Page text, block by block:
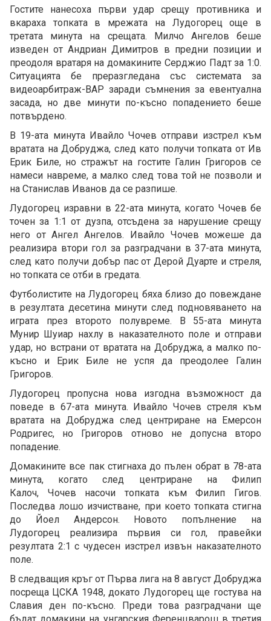
Гостите нанесоха първи удар срещу противника и
вкараха топката в мрежата на Лудогорец още в
третата минута на срещата. Милчо Ангелов беше
изведен от Андриан Димитров в предни позиции и
преодоля вратаря на домакините Серджио Падт за 1:0.
Ситуацията бе преразгледана със системата за
видеоарбитраж-ВАР заради съмнения за евентуална
засада, но две минути по-късно попадението беше
потвърдено.
В 19-ата минута Ивайло Чочев отправи изстрел към
вратата на Добруджа, след като получи топката от Ив
Ерик Биле, но стражът на гостите Галин Григоров се
намеси навреме, а малко след това той не позволи и
на Станислав Иванов да се разпише.
Лудогорец изравни в 22-ата минута, когато Чочев бе
точен за 1:1 от дузпа, отсъдена за нарушение срещу
него от Ангел Ангелов. Ивайло Чочев можеше да
реализира втори гол за разградчани в 37-ата минута,
след като получи добър пас от Дерой Дуарте и стреля,
но топката се отби в гредата.
Футболистите на Лудогорец бяха близо до повеждане
в резултата десетина минути след подновяването на
играта през второто полувреме. В 55-ата минута
Мунир Шуиар нахлу в наказателното поле и отправи
удар, но встрани от вратата на Добруджа, а малко по-
късно и Ерик Биле не успя да преодолее Галин
Григоров.
Лудогорец пропусна нова изгодна възможност да
поведе в 67-ата минута. Ивайло Чочев стреля към
вратата на Добруджа след центриране на Емерсон
Родригес, но Григоров отново не допусна второ
попадение.
Домакините все пак стигнаха до пълен обрат в 78-ата
минута, когато след центриране на Филип
Калоч, Чочев насочи топката към Филип Гигов.
Последва лошо изчистване, при което топката стигна
до Йоел Андерсон. Новото попълнение на
Лудогорец реализира първия си гол, правейки
резултата 2:1 с чудесен изстрел извън наказателното
поле.
В следващия кръг от Първа лига на 8 август Добруджа
посреща ЦСКА 1948, докато Лудогорец ще гостува на
Славия ден по-късно. Преди това разградчани ще